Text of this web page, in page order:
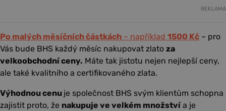
REKLAMA
Po malých měsíčních částkách – například 1500 Kč – pro
Vás bude BHS každý měsíc nakupovat zlato za
velkoobchodní ceny. Máte tak jistotu nejen nejlepší ceny,
ale také kvalitního a certifikovaného zlata.
Výhodnou cenu je společnost BHS svým klientům schopna
zajistit proto, že nakupuje ve velkém množstvía je